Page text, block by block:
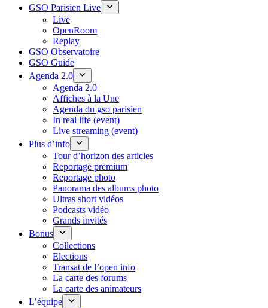
GSO Parisien Live
Live
OpenRoom
Replay
GSO Observatoire
GSO Guide
Agenda 2.0
Agenda 2.0
Affiches à la Une
Agenda du gso parisien
In real life (event)
Live streaming (event)
Plus d’info
Tour d’horizon des articles
Reportage premium
Reportage photo
Panorama des albums photo
Ultras short vidéos
Podcasts vidéo
Grands invités
Bonus
Collections
Elections
Transat de l’open info
La carte des forums
La carte des animateurs
L’équipe